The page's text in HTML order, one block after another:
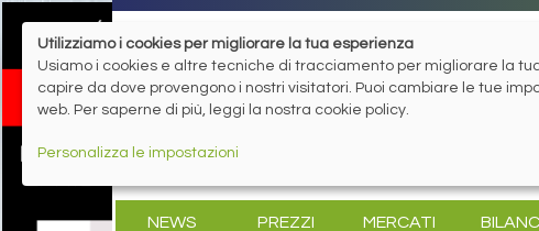
NEWS PREZZI MERCATI
Utilizziamo i cookies per migliorare la tua esperienza
Usiamo i cookies e altre tecniche di tracciamento per migliorare la
capire da dove provengono i nostri visitatori. Puoi cambiare le tue
web. Per saperne di più, leggi la nostra cookie policy.
Personalizza le impostazioni